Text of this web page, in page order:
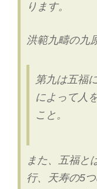
ります。
洪範九疇の九
第九は五福
によって人
こと。
また、五福と
行、天寿の5